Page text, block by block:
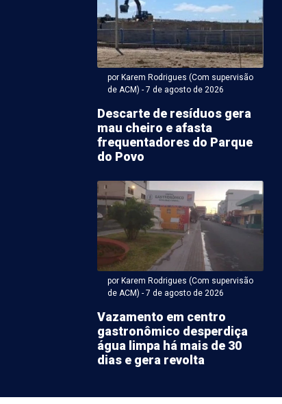
por Karem Rodrigues (Com supervisão
de ACM) - 7 de agosto de 2026
Descarte de resíduos gera
mau cheiro e afasta
frequentadores do Parque
do Povo
por Karem Rodrigues (Com supervisão
de ACM) - 7 de agosto de 2026
Vazamento em centro
gastronômico desperdiça
água limpa há mais de 30
dias e gera revolta
Carlos Miranda - 07 de agosto 2026 às 16:30
abrirá período letivo
no próximo
2026.2 da Universidade Federal do Vale do São
terá início na próxima segunda-feira (10). Os ...